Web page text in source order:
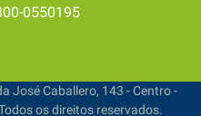
0550195
José Caballero, 143 - Centro -
os direitos reservados.